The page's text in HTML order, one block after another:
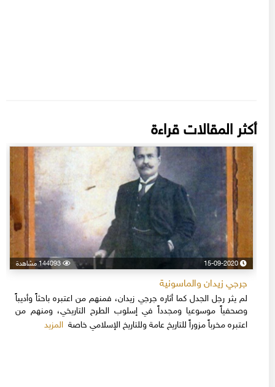
أكثر المقالات قراءة
15-09-2020 144093 مشاهدة
جرجي زيدان والماسونية
لم يثر رجل الجدل كما أثاره جرجي زيدان، فمنهم من اعتبره باحثاً وأديباً
وصحفياً موسوعيا ومجدداً في إسلوب الطرح التاريخي، ومنهم من
اعتبره مخرباً مزوراً للتاريخ عامة وللتاريخ الإسلامي خاصةالمزيد